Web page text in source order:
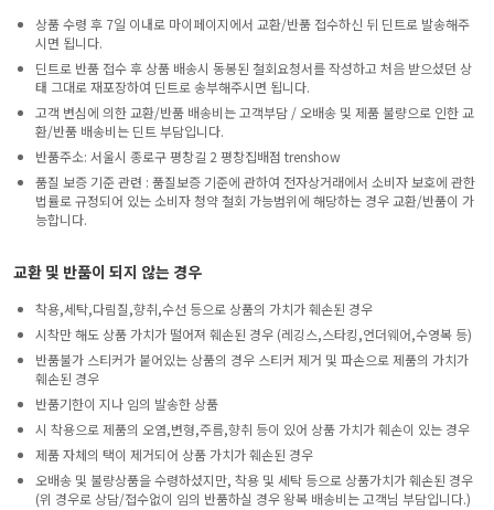
상품 수령 후 7일 이내로 마이페이지에서 교환/반품 접수하신 뒤 딘트로 발송해주
시면 됩니다.
딘트로 반품 접수 후 상품 배송시 동봉된 철회요청서를 작성하고 처음 받으셨던 상
태 그대로 재포장하여 딘트로 송부해주시면 됩니다.
고객 변심에 의한 교환/반품 배송비는 고객부담 / 오배송 및 제품 불량으로 인한 교
환/반품 배송비는 딘트 부담입니다.
반품주소: 서울시 종로구 평창길 2 평창집배점 trenshow
품질 보증 기준 관련 : 품질보증 기준에 관하여 전자상거래에서 소비자 보호에 관한
법률로 규정되어 있는 소비자 청약 철회 가능범위에 해당하는 경우 교환/반품이 가
능합니다.
교환 및 반품이 되지 않는 경우
착용,세탁,다림질,향취,수선 등으로 상품의 가치가 훼손된 경우
시착만 해도 상품 가치가 떨어져 훼손된 경우 (레깅스,스타킹,언더웨어,수영복 등)
반품불가 스티커가 붙어있는 상품의 경우 스티커 제거 및 파손으로 제품의 가치가
훼손된 경우
반품기한이 지나 임의 발송한 상품
시 착용으로 제품의 오염,변형,주름,향취 등이 있어 상품 가치가 훼손이 있는 경우
제품 자체의 택이 제거되어 상품 가치가 훼손된 경우
오배송 및 불량상품을 수령하셨지만, 착용 및 세탁 등으로 상품가치가 훼손된 경우
(위 경우로 상담/접수없이 임의 반품하실 경우 왕복 배송비는 고객님 부담입니다.)